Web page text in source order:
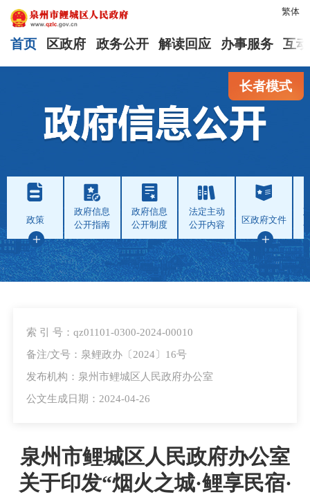
繁体
首页 区政府 政务公开 解读回应 办事服务 互
长者模式
政策
政府信息
公开指南
政府信息
公开制度
法定主动
公开内容
区政府文件
索 引 号：qz01101-0300-2024-00010
备注/文号：泉鲤政办〔2024〕16号
发布机构：泉州市鲤城区人民政府办公室
公文生成日期：2024-04-26
泉州市鲤城区人民政府办公室
关于印发“烟火之城·鲤享民宿·